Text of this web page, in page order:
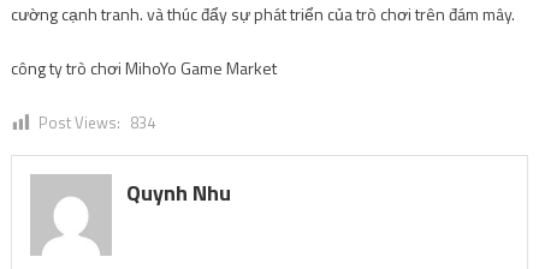
cường cạnh tranh. và thúc đẩy sự phát triển của trò chơi trên đám mây.
công ty trò chơi MihoYo Game Market
Post Views: 834
Quynh Nhu